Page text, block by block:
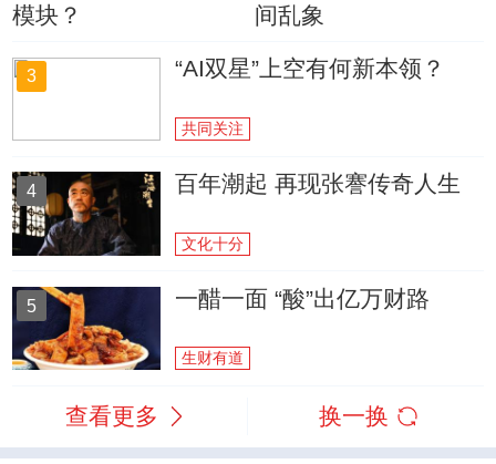
模块？
间乱象
3 “AI双星”上空有何新本领？
共同关注
4 百年潮起 再现张謇传奇人生
文化十分
5 一醋一面 “酸”出亿万财路
生财有道
查看更多 换一换